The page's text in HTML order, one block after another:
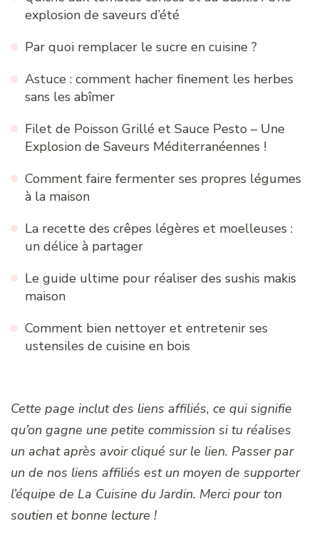
explosion de saveurs d’été
Par quoi remplacer le sucre en cuisine ?
Astuce : comment hacher finement les herbes
sans les abîmer
Filet de Poisson Grillé et Sauce Pesto – Une
Explosion de Saveurs Méditerranéennes !
Comment faire fermenter ses propres légumes
à la maison
La recette des crêpes légères et moelleuses :
un délice à partager
Le guide ultime pour réaliser des sushis makis
maison
Comment bien nettoyer et entretenir ses
ustensiles de cuisine en bois
Cette page inclut des liens affiliés, ce qui signifie
qu’on gagne une petite commission si tu réalises
un achat après avoir cliqué sur le lien. Passer par
un de nos liens affiliés est un moyen de supporter
l’équipe de La Cuisine du Jardin. Merci pour ton
soutien et bonne lecture !